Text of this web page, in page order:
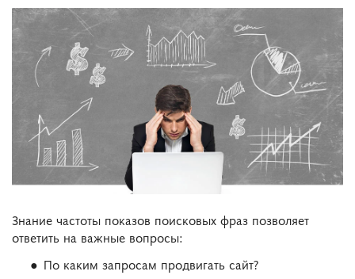
Знание частоты показов поисковых фраз позволяет
ответить на важные вопросы:
По каким запросам продвигать сайт?